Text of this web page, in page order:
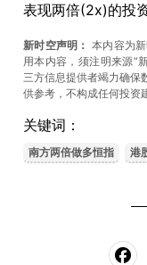
表现两倍(2x)的投资
新时空声明： 本内容为
用本内容，须注明来源“
三方信息提供者竭力确保
供参考，不构成任何投资
关键词：
南方两倍做多恒指 港